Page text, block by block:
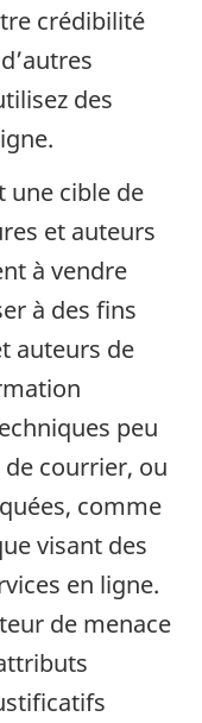
crédibilité
des
une cible de
et auteurs
à vendre
à des fins
auteurs de
peu
courrier, ou
comme
visant des
en ligne.
de menace